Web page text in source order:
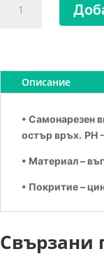
самонарезен
2.9х25
Описание
• Самонарезен
остър връх. PH
• Материал –
• Покритие –
Свързани